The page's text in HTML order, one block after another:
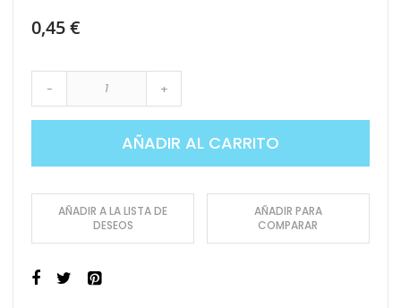
galería
0,45 €
- +
AÑADIR AL CARRITO
AÑADIR A LA LISTA DE
DESEOS
AÑADIR PARA
COMPARAR